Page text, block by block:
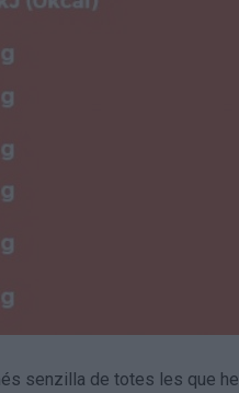
senzilla de totes les que